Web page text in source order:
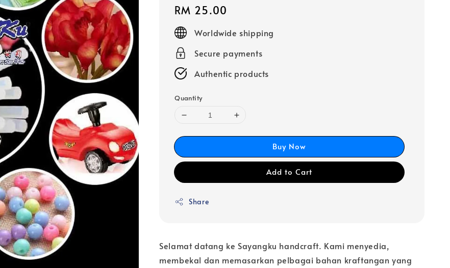
Regular
price
RM 25.00
Worldwide shipping
Secure payments
Authentic products
Quantity
Buy Now
Add to Cart
Share
Selamat datang ke Sayangku handcraft. Kami menyedia,
membekal dan memasarkan pelbagai bahan kraftangan yang